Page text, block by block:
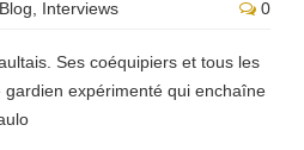
Blog Interviews 0
Ses coéquipiers et tous les
expérimenté qui enchaîne